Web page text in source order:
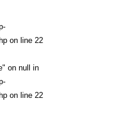
on line 22
on null in
on line 22